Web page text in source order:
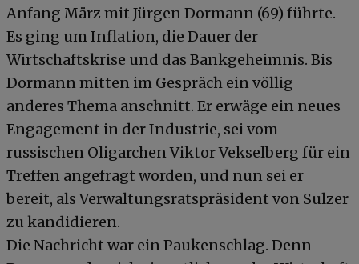
Anfang März mit Jürgen Dormann (69) führte.
Es ging um Inflation, die Dauer der
Wirtschaftskrise und das Bankgeheimnis. Bis
Dormann mitten im Gespräch ein völlig
anderes Thema anschnitt. Er erwäge ein neues
Engagement in der Industrie, sei vom
russischen Oligarchen Viktor Vekselberg für ein
Treffen angefragt worden, und nun sei er
bereit, als Verwaltungsratspräsident von Sulzer
zu kandidieren.
Die Nachricht war ein Paukenschlag. Denn